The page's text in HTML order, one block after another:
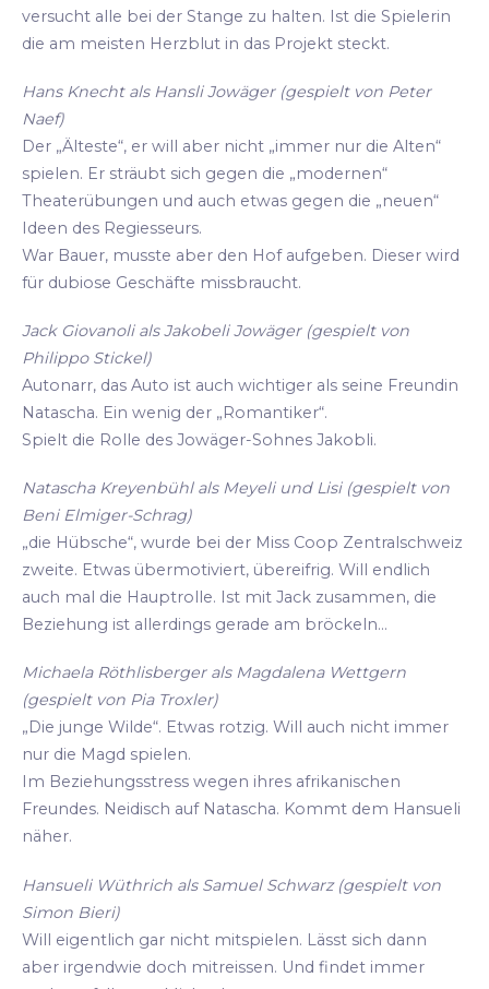
versucht alle bei der Stange zu halten. Ist die Spielerin
die am meisten Herzblut in das Projekt steckt.
Hans Knecht als Hansli Jowäger (gespielt von Peter
Naef)
Der „Älteste“, er will aber nicht „immer nur die Alten“
spielen. Er sträubt sich gegen die „modernen“
Theaterübungen und auch etwas gegen die „neuen“
Ideen des Regiesseurs.
War Bauer, musste aber den Hof aufgeben. Dieser wird
für dubiose Geschäfte missbraucht.
Jack Giovanoli als Jakobeli Jowäger (gespielt von
Philippo Stickel)
Autonarr, das Auto ist auch wichtiger als seine Freundin
Natascha. Ein wenig der „Romantiker“.
Spielt die Rolle des Jowäger-Sohnes Jakobli.
Natascha Kreyenbühl als Meyeli und Lisi (gespielt von
Beni Elmiger-Schrag)
„die Hübsche“, wurde bei der Miss Coop Zentralschweiz
zweite. Etwas übermotiviert, übereifrig. Will endlich
auch mal die Hauptrolle. Ist mit Jack zusammen, die
Beziehung ist allerdings gerade am bröckeln...
Michaela Röthlisberger als Magdalena Wettgern
(gespielt von Pia Troxler)
„Die junge Wilde“. Etwas rotzig. Will auch nicht immer
nur die Magd spielen.
Im Beziehungsstress wegen ihres afrikanischen
Freundes. Neidisch auf Natascha. Kommt dem Hansueli
näher.
Hansueli Wüthrich als Samuel Schwarz (gespielt von
Simon Bieri)
Will eigentlich gar nicht mitspielen. Lässt sich dann
aber irgendwie doch mitreissen. Und findet immer